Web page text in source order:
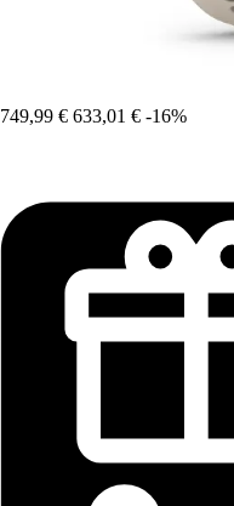
749,99 € 633,01 € -16%